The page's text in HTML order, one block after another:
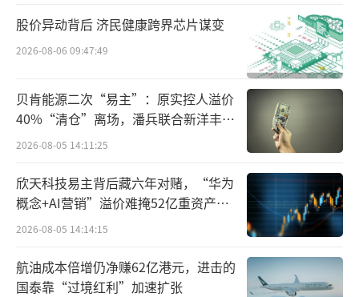
显然，率先降价是三家国字头企业获取市
场份额的手段，华兰疫苗等民营企业只能被动
跟进，如果仍维持128元的高价格必然完全失去
市场。
宣布产品降价信息的同时，华兰疫苗也发
布公告称，将回购公司股份，回购总金额在1亿
元到2亿元之间。回购原因是“基于对公司未来
发展前景的信心和基本面的判断，促进公司股
票价格合理回归内在价值。”显然是希望在业
绩将明显下降的局面下稳定市场信心。
股价异动背后 济民健康跨界芯片谋变
2026-08-06 09:47:49
贝肯能源二次“易主”：原实控人溢价
40%“清仓”离场，潘兵联合新洋丰、
宏科百世拟入主
2026-08-05 14:11:25
欣天科技易主背后藏六年对赌，“华为
概念+AI营销”溢价难掩52亿重资产考
验
2026-08-05 14:14:15
航油成本倍增仍净赚62亿港元，进击的
国泰靠“过境红利”加速扩张